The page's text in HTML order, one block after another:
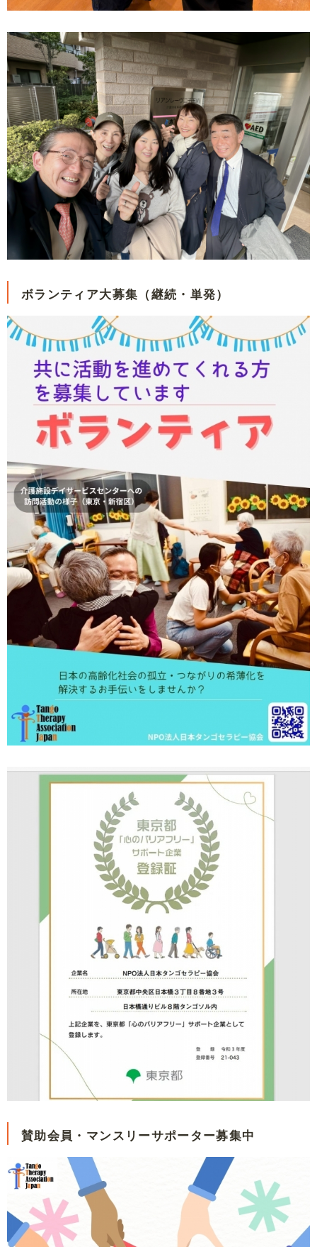
ボランティア大募集（継続・単発）
賛助会員・マンスリーサポーター募集中